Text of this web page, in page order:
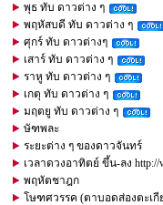
พุธ ทับ ดาวต่าง ๆ
พฤหัสบดี ทับ ดาวต่าง ๆ
ศุกร์ ทับ ดาวต่างๆ
เสาร์ ทับ ดาวต่าง ๆ
ราหู ทับ ดาวต่าง ๆ
เกตุ ทับ ดาวต่าง ๆ
มฤตยู ทับ ดาวต่าง ๆ
ษัฑพละ
ระยะต่าง ๆ ของดาวจันทร์
เวลาดวงอาทิตย์ ขึ้น-ลง http://
พฤหัตชาฎก
โษฑศวรรค (ตาบอดส่องตะเกี